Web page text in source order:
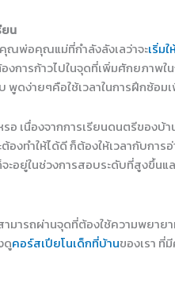
ยน
ณพ่อคุณแม่ที่กำลังลังเลว่าจะเริ่ม
องการก้าวไปในจุดที่เพิ่มศักยภาพ
พูดง่ายๆคือใช้เวลาในการฝึกซ้อมเ
อ เนื่องจากการเรียนดนตรีของบ้
ต้องทำให้ได้ดี ก็ต้องให้เวลากับก
ะอยู่ในช่วงการสอบระดับที่สูงขึ้น
มารถผ่านจุดที่ต้องใช้ความพยาย
ดูคอร์สเปียโนเด็กที่บ้านของเรา